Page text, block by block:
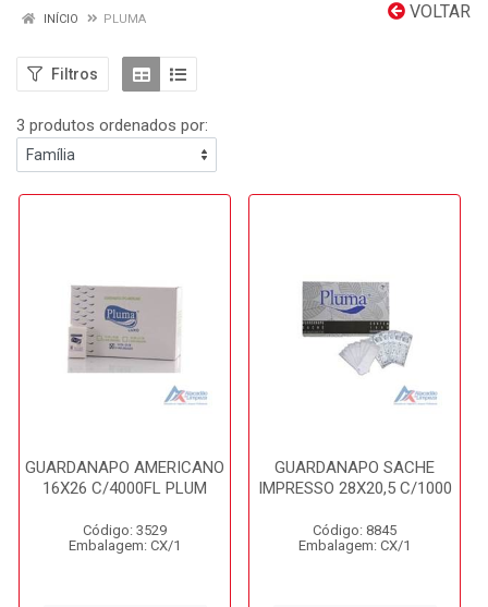
VOLTAR
INÍCIO PLUMA
Filtros
3 produtos ordenados por:
GUARDANAPO AMERICANO
16X26 C/4000FL PLUM
Código: 3529
Embalagem: CX/1
GUARDANAPO SACHE
IMPRESSO 28X20,5 C/1000
Código: 8845
Embalagem: CX/1